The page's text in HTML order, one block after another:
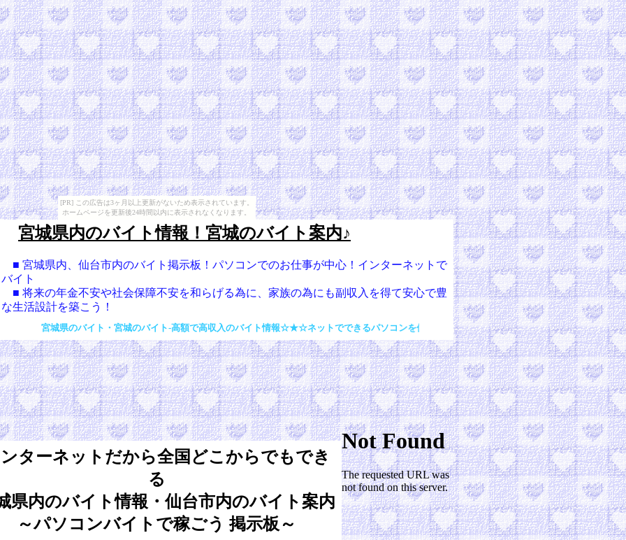
[PR] この広告は3ヶ月以上更新がないため表示されています。
ホームページを更新後24時間以内に表示されなくなります。
宮城県内のバイト情報！宮城のバイト案内♪
■ 宮城県内、仙台市内のバイト掲示板！パソコンでのお仕事が中心！インターネットで
バイト
■ 将来の年金不安や社会保障不安を和らげる為に、家族の為にも副収入を得て安心で豊
な生活設計を築こう！
県のバイト・宮城のバイト-高額で高収入のバイト情報☆★☆ネットでできるパソコンを使った自宅での簡単なバイトと在宅ワークをご案内応募募集
ターネットだから全国どこからでもでき
る
県内のバイト情報・仙台市内のバイト案内
～パソコンバイトで稼ごう 掲示板～